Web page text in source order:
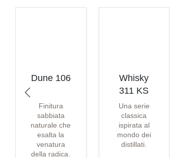
Dune 106
Finitura
sabbiata
naturale che
esalta la
venatura
della radica.
Whisky
311 KS
Una serie
classica
ispirata al
mondo dei
distillati.